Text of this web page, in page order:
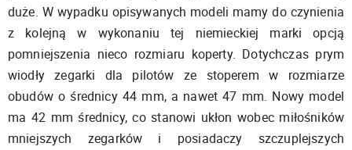
duże. W wypadku opisywanych modeli mamy do czynienia
z kolejną w wykonaniu tej niemieckiej marki opcją
pomniejszenia nieco rozmiaru koperty. Dotychczas prym
wiodły zegarki dla pilotów ze stoperem w rozmiarze
obudów o średnicy 44 mm, a nawet 47 mm. Nowy model
ma 42 mm średnicy, co stanowi ukłon wobec miłośników
mniejszych zegarków i posiadaczy szczuplejszych